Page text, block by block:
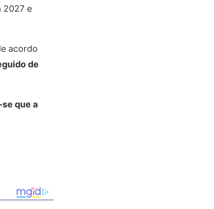
2027 e
acordo
de
que a